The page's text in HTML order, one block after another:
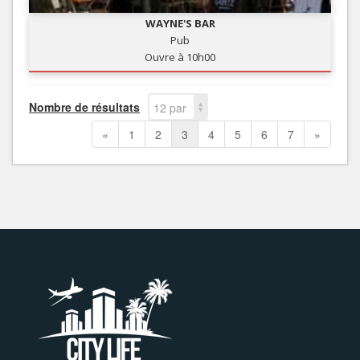
WAYNE'S BAR
Pub
Ouvre à 10h00
Nombre de résultats
12 par
page
« 1 2 3 4 5 6 7 »